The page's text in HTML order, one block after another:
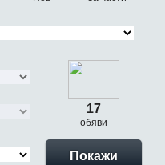
17
обяви
Покажи